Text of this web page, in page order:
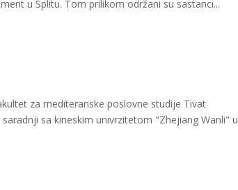
u Splitu. Tom prilikom održani su sastanci...
za mediteranske poslovne studije Tivat
sa kineskim univrzitetom "Zhejiang Wanli" u